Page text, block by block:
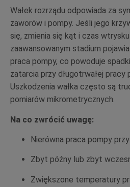
Wałek rozrządu odpowiada za
zaworów i pompy. Jeśli jego
się, zmienia się kąt i czas
zaawansowanym stadium
praca pompy, co powoduje
zatarcia przy długotrwałej pracy
Uszkodzenia wałka często są
pomiarów mikrometrycznych.
Na co zwrócić uwagę:
Nierówna praca pompy
Zbyt późny lub zbyt
Zwiększone temperatury